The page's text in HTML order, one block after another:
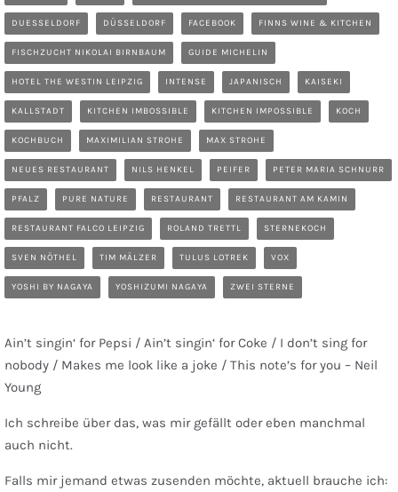
DUESSELDORF DÜSSELDORF FACEBOOK FINNS WINE & KITCHEN
FISCHZUCHT NIKOLAI BIRNBAUM GUIDE MICHELIN
HOTEL THE WESTIN LEIPZIG INTENSE JAPANISCH KAISEKI
KALLSTADT KITCHEN IMBOSSIBLE KITCHEN IMPOSSIBLE KOCH
KOCHBUCH MAXIMILIAN STROHE MAX STROHE
NEUES RESTAURANT NILS HENKEL PEIFER PETER MARIA SCHNURR
PFALZ PURE NATURE RESTAURANT RESTAURANT AM KAMIN
RESTAURANT FALCO LEIPZIG ROLAND TRETTL STERNEKOCH
SVEN NÖTHEL TIM MÄLZER TULUS LOTREK VOX
YOSHI BY NAGAYA YOSHIZUMI NAGAYA ZWEI STERNE
Ain’t singin‘ for Pepsi / Ain’t singin‘ for Coke / I don’t sing for
nobody / Makes me look like a joke / This note’s for you – Neil
Young
Ich schreibe über das, was mir gefällt oder eben manchmal
auch nicht.
Falls mir jemand etwas zusenden möchte, aktuell brauche ich: